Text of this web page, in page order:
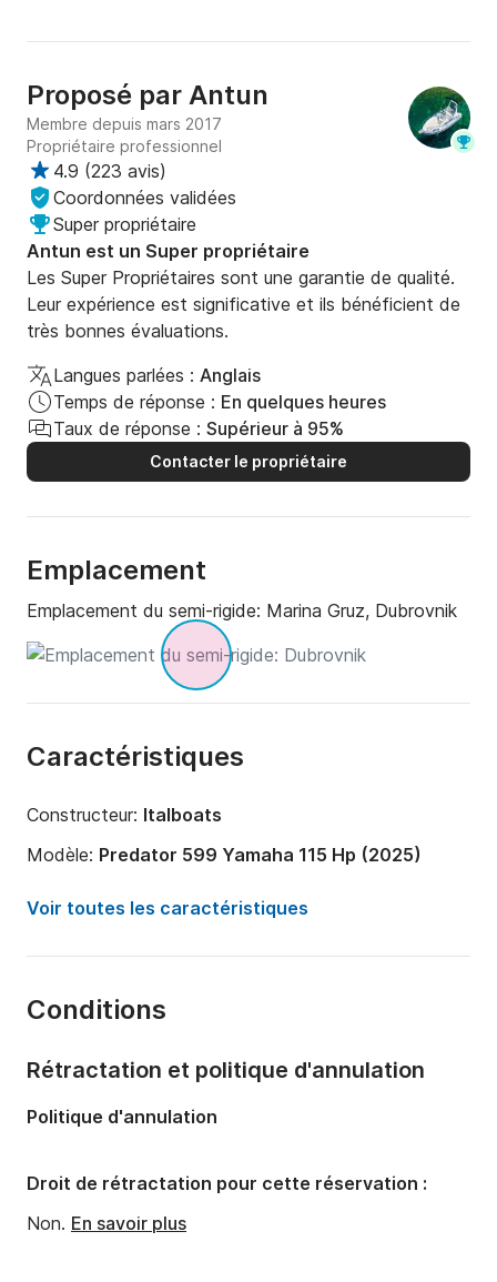
Proposé par Antun
Membre depuis mars 2017
Propriétaire professionnel
4.9 (223 avis)
Coordonnées validées
Super propriétaire
Antun est un Super propriétaire
Les Super Propriétaires sont une garantie de qualité.
Leur expérience est significative et ils bénéficient de
très bonnes évaluations.
Langues parlées : Anglais
Temps de réponse : En quelques heures
Taux de réponse : Supérieur à 95%
Contacter le propriétaire
Emplacement
Emplacement du semi-rigide: Marina Gruz, Dubrovnik
Caractéristiques
Constructeur: Italboats
Modèle: Predator 599 Yamaha 115 Hp (2025)
Puissance moteur:
115cv
Capacité à bord:
Voir toutes les caractéristiques
Conditions
Rétractation et politique d'annulation
Politique d'annulation
Droit de rétractation pour cette réservation :
Non. En savoir plus